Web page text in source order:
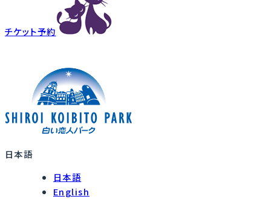
チケット予約
日本語
日本語
English